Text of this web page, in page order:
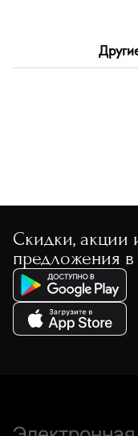
Скидки, акции
предложения